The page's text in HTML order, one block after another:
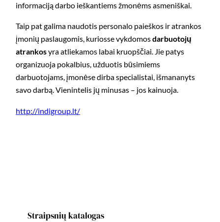
informaciją darbo ieškantiems žmonėms asmeniškai.
Taip pat galima naudotis personalo paieškos ir atrankos
įmonių paslaugomis, kuriosse vykdomosdarbuotojų
atrankosyra atliekamos labai kruopščiai. Jie patys
organizuoja pokalbius, užduotis būsimiems
darbuotojams, įmonėse dirba specialistai, išmananyts
savo darbą. Vienintelis jų minusas – jos kainuoja.
http://indigroup.lt/
Straipsnių katalogas